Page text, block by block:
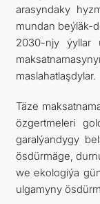
arasyndaky
mundan beýläk-
2030-njy ýyllar
maslahatlaşdylar.
Täze
özgertmeleri
garalýandygy
ösdürmäge,
we ekologiýa
ulgamyny